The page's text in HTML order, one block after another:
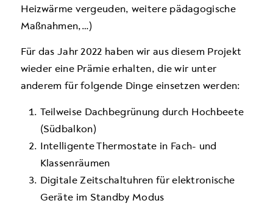
Heizwärme vergeuden, weitere pädagogische
Maßnahmen,…)
Für das Jahr 2022 haben wir aus diesem Projekt
wieder eine Prämie erhalten, die wir unter
anderem für folgende Dinge einsetzen werden:
Teilweise Dachbegrünung durch Hochbeete
(Südbalkon)
Intelligente Thermostate in Fach- und
Klassenräumen
Digitale Zeitschaltuhren für elektronische
Geräte im Standby Modus